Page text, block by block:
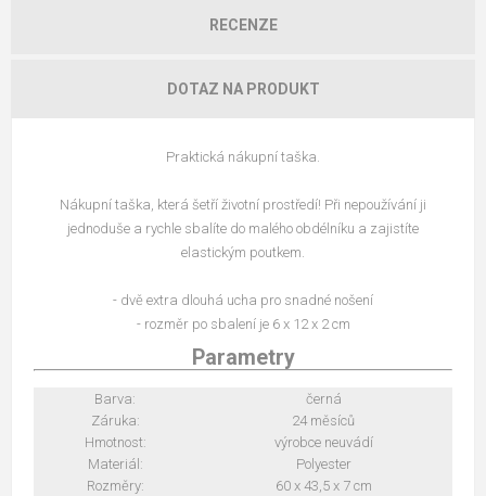
RECENZE
DOTAZ NA PRODUKT
Praktická nákupní taška.
Nákupní taška, která šetří životní prostředí! Při nepoužívání ji
jednoduše a rychle sbalíte do malého obdélníku a zajistíte
elastickým poutkem.
- dvě extra dlouhá ucha pro snadné nošení
- rozměr po sbalení je 6 x 12 x 2 cm
Parametry
Barva:
černá
Záruka:
24 měsíců
Hmotnost:
výrobce neuvádí
Materiál:
Polyester
Rozměry:
60 x 43,5 x 7 cm